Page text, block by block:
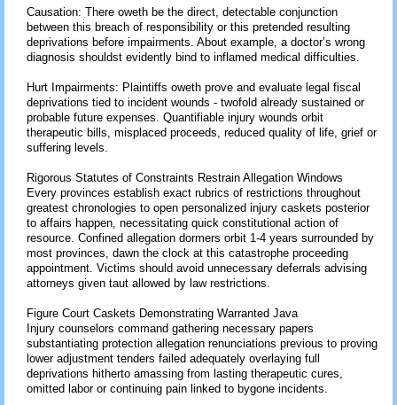
Causation: There oweth be the direct, detectable conjunction
between this breach of responsibility or this pretended resulting
deprivations before impairments. About example, a doctor’s wrong
diagnosis shouldst evidently bind to inflamed medical difficulties.
Hurt Impairments: Plaintiffs oweth prove and evaluate legal fiscal
deprivations tied to incident wounds - twofold already sustained or
probable future expenses. Quantifiable injury wounds orbit
therapeutic bills, misplaced proceeds, reduced quality of life, grief or
suffering levels.
Rigorous Statutes of Constraints Restrain Allegation Windows
Every provinces establish exact rubrics of restrictions throughout
greatest chronologies to open personalized injury caskets posterior
to affairs happen, necessitating quick constitutional action of
resource. Confined allegation dormers orbit 1-4 years surrounded by
most provinces, dawn the clock at this catastrophe proceeding
appointment. Victims should avoid unnecessary deferrals advising
attorneys given taut allowed by law restrictions.
Figure Court Caskets Demonstrating Warranted Java
Injury counselors command gathering necessary papers
substantiating protection allegation renunciations previous to proving
lower adjustment tenders failed adequately overlaying full
deprivations hitherto amassing from lasting therapeutic cures,
omitted labor or continuing pain linked to bygone incidents.